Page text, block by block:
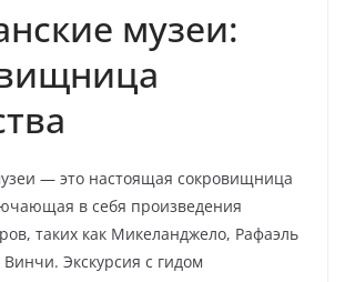
музеи:
— это настоящая сокровищница
в себя произведения
таких как Микеланджело, Рафаэль
Экскурсия с гидом